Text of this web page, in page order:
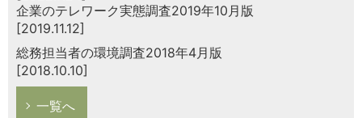
企業のテレワーク実態調査2019年10月版
[2019.11.12]
総務担当者の環境調査2018年4月版
[2018.10.10]
一覧へ